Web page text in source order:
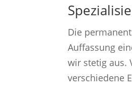
Die
Auffassung
wir stetig aus.
verschiedene